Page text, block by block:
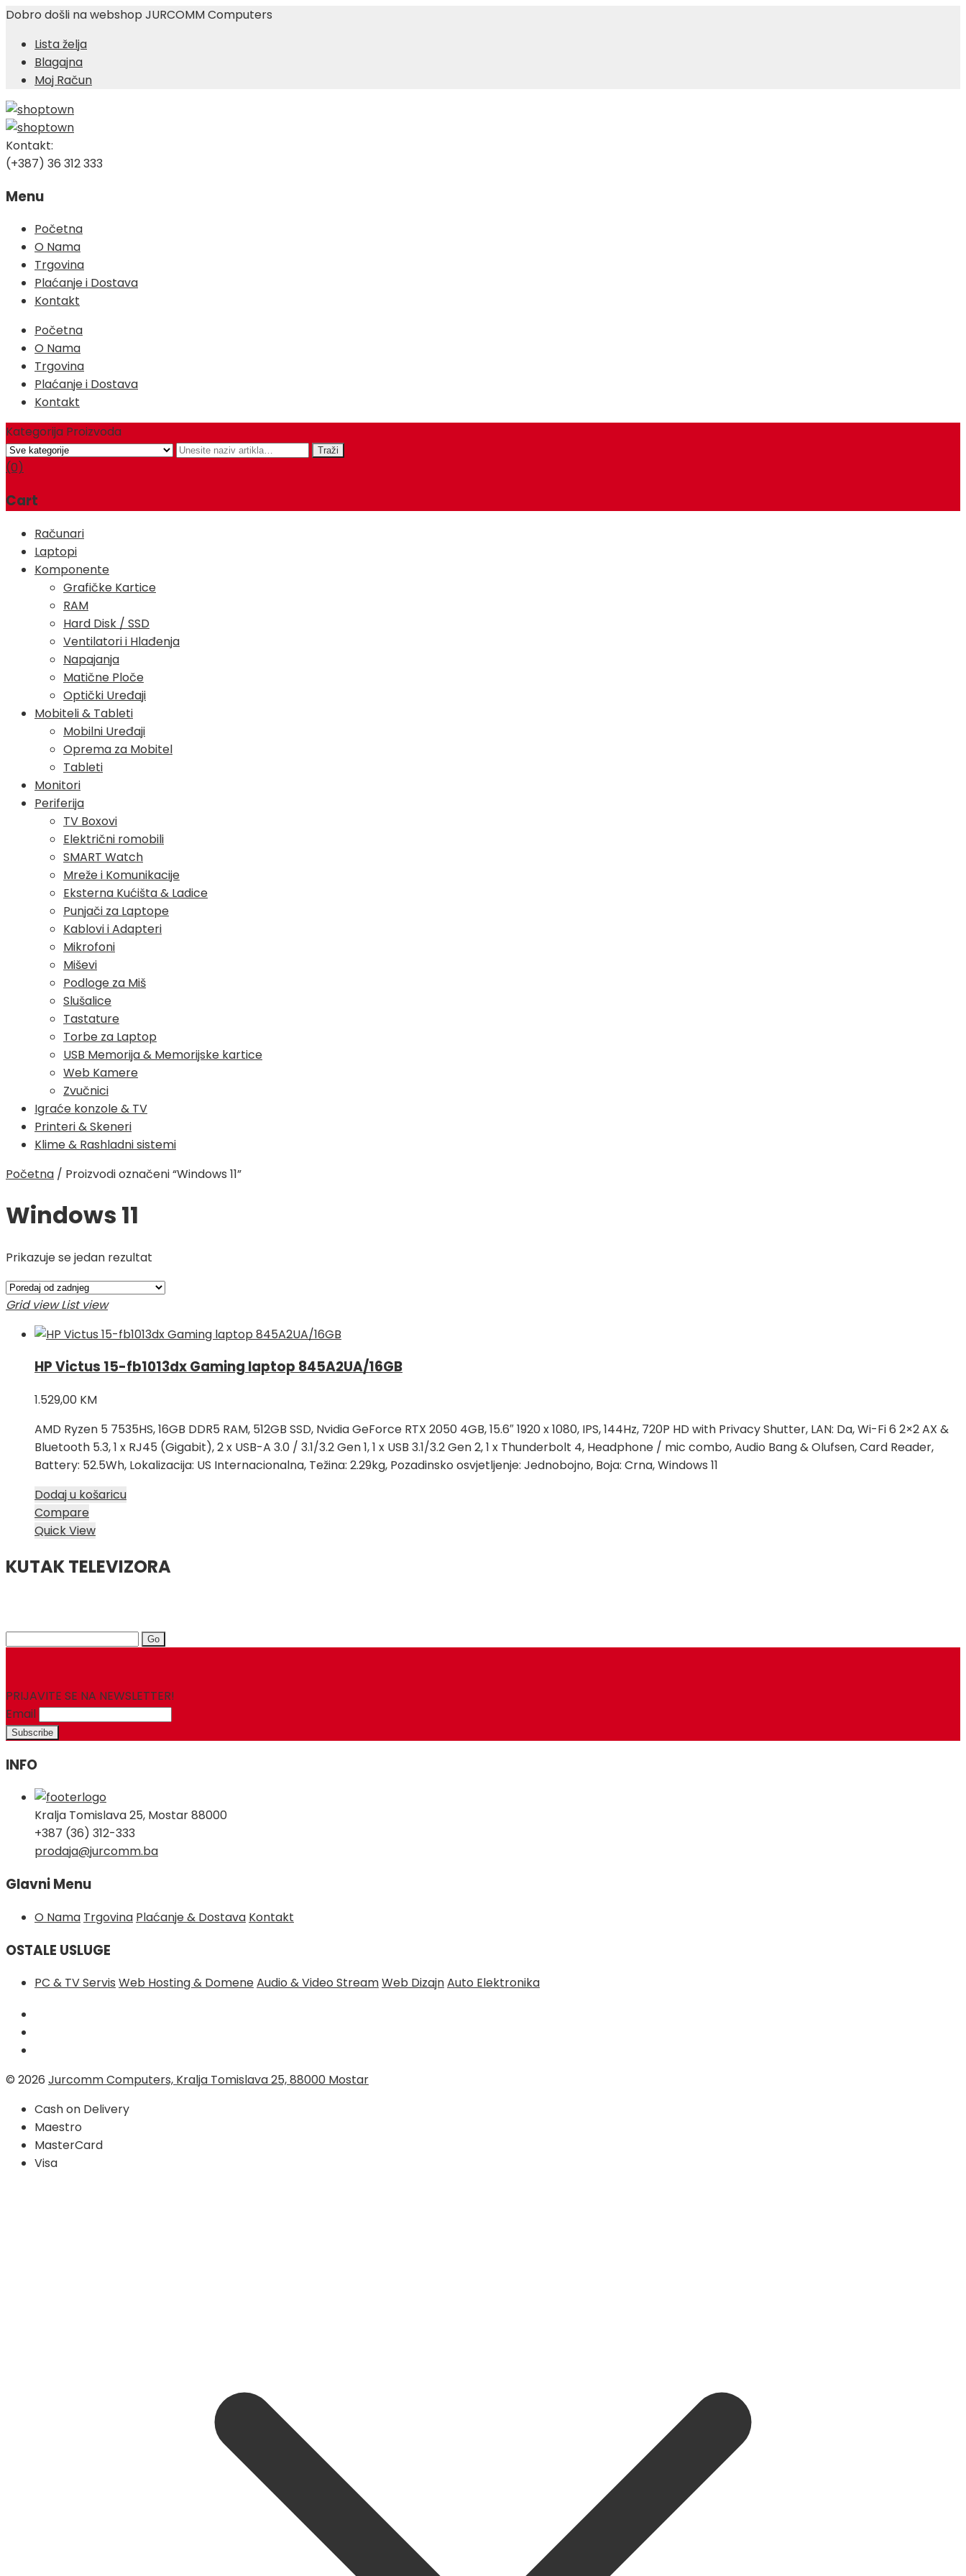
Dobro došli na webshop JURCOMM Computers
Lista želja
Blagajna
Moj Račun
Kontakt:
(+387) 36 312 333
Menu
Skip
content
Početna
O Nama
Trgovina
Plaćanje i Dostava
Kontakt
Početna
O Nama
Trgovina
Plaćanje i Dostava
Kontakt
Kategorija Proizvoda
(0)
Cart
Računari
Laptopi
Komponente
Grafičke Kartice
RAM
Hard Disk / SSD
Ventilatori i Hlađenja
Napajanja
Matične Ploče
Optički Uređaji
Mobiteli & Tableti
Mobilni Uređaji
Oprema za Mobitel
Tableti
Monitori
Periferija
TV Boxovi
Električni romobili
SMART Watch
Mreže i Komunikacije
Eksterna Kućišta & Ladice
Punjači za Laptope
Kablovi i Adapteri
Mikrofoni
Miševi
Podloge za Miš
Slušalice
Tastature
Torbe za Laptop
USB Memorija & Memorijske kartice
Web Kamere
Zvučnici
Igraće konzole & TV
Printeri & Skeneri
Klime & Rashladni sistemi
Početna / Proizvodi označeni “Windows 11”
Windows 11
Prikazuje se jedan rezultat
Grid view List view
HP Victus 15-fb1013dx Gaming laptop 845A2UA/16GB
1.529,00 KM
AMD Ryzen 5 7535HS, 16GB DDR5 RAM, 512GB SSD, Nvidia GeForce RTX 2050 4GB, 15.6″ 1920 x 1080, IPS, 144Hz, 720P HD with Privacy Shutter, LAN: Da, Wi-Fi 6 2×2 AX &
Bluetooth 5.3, 1 x RJ45 (Gigabit), 2 x USB-A 3.0 / 3.1/3.2 Gen 1, 1 x USB 3.1/3.2 Gen 2, 1 x Thunderbolt 4, Headphone / mic combo, Audio Bang & Olufsen, Card Reader,
Battery: 52.5Wh, Lokalizacija: US Internacionalna, Težina: 2.29kg, Pozadinsko osvjetljenje: Jednobojno, Boja: Crna, Windows 11
Dodaj u košaricu
Compare
Quick View
KUTAK TELEVIZORA
Search
PRIJAVITE SE NA NEWSLETTER!
Email
INFO
Kralja Tomislava 25, Mostar 88000
+387 (36) 312-333
prodaja@jurcomm.ba
Glavni Menu
O Nama Trgovina Plaćanje & Dostava Kontakt
OSTALE USLUGE
PC & TV Servis Web Hosting & DomeneAudio & Video StreamWeb DizajnAuto Elektronika
© 2026 Jurcomm Computers, Kralja Tomislava 25, 88000 Mostar
Cash on Delivery
Maestro
MasterCard
Visa